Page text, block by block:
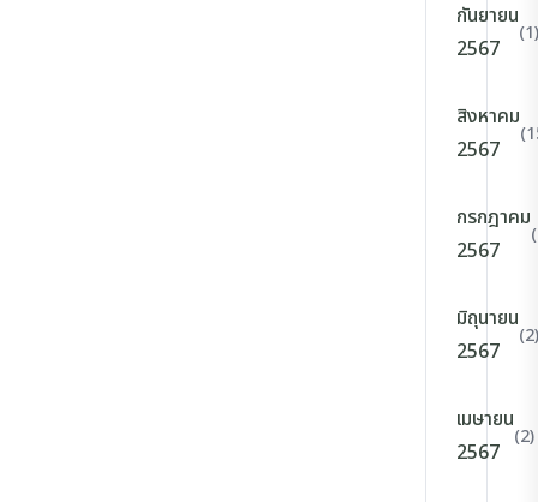
กันยายน
2567
(1)
สิงหาคม
2567
กรกฎาคม
2567
มิถุนายน
2567
(2)
เมษายน
2567
(2)